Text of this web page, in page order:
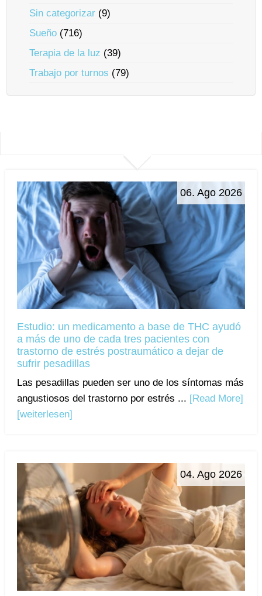
Sin categorizar (9)
Sueño (716)
Terapia de la luz (39)
Trabajo por turnos (79)
06. Ago 2026
Estudio: un medicamento a base de THC ayudó
a más de uno de cada tres pacientes con
trastorno de estrés postraumático a dejar de
sufrir pesadillas
Las pesadillas pueden ser uno de los síntomas más
angustiosos del trastorno por estrés ... [Read More]
[weiterlesen]
04. Ago 2026